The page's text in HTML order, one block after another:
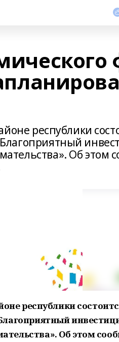
республики
Об этом
республики
Об этом